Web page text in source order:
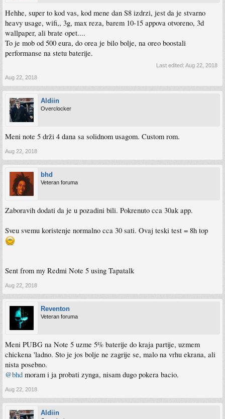
Hehhe, super to kod vas, kod mene dan S8 izdrzi, jest da je stvarno
heavy usage, wifi,, 3g, max reza, barem 10-15 appova otvoreno, 3d
wallpaper, ali brate opet....
To je mob od 500 eura, do orea je bilo bolje, na oreo boostali
performanse na stetu baterije.
Last edited: Aug 22, 2018
Aug 22, 2018
Aldiin
Overclocker
Meni note 5 drži 4 dana sa solidnom usagom. Custom rom.
Aug 22, 2018
bhd
Veteran foruma
Zaboravih dodati da je u pozadini bili. Pokrenuto cca 30ak app.
Sveu svemu koristenje normalno cca 30 sati. Ovaj teski test = 8h top
Sent from my Redmi Note 5 using Tapatalk
Aug 22, 2018
Reventon
Veteran foruma
Meni PUBG na Note 5 uzme 5% baterije do kraja partije, uzmem
chickena 'ladno. Sto je jos bolje ne zagrije se, malo na vrhu ekrana, ali
nista posebno.
@bhd moram i ja probati zynga, nisam dugo pokera bacio.
Aug 22, 2018
Aldiin